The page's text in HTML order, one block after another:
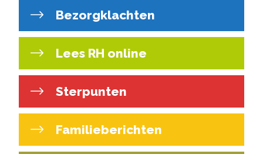
Bezorgklachten
Lees RH online
Sterpunten
Familieberichten